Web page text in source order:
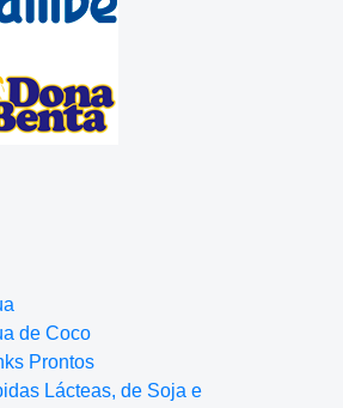
de Coco
Prontos
Lácteas, de Soja e